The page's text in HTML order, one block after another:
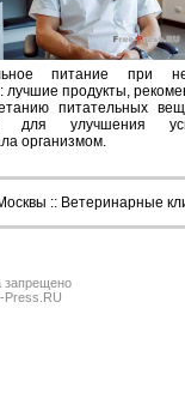
питание при
лучшие продукты,
питательных
для улучшения
организмом.
:: Ветеринарные
запрещено
Press.RU